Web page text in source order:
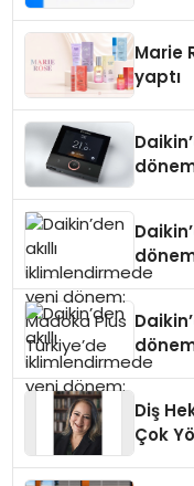
Marie
yaptı
Diş
Çok